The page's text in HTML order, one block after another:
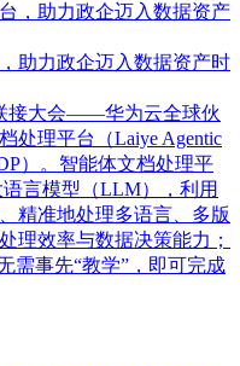
助力政企迈入数据资产时
接大会——华为云全球伙
处理平台（Laiye Agentic
）。智能体文档处理平
言模型（LLM），利用
精准地处理多语言、多版
理效率与数据决策能力；
需事先“教学”，即可完成